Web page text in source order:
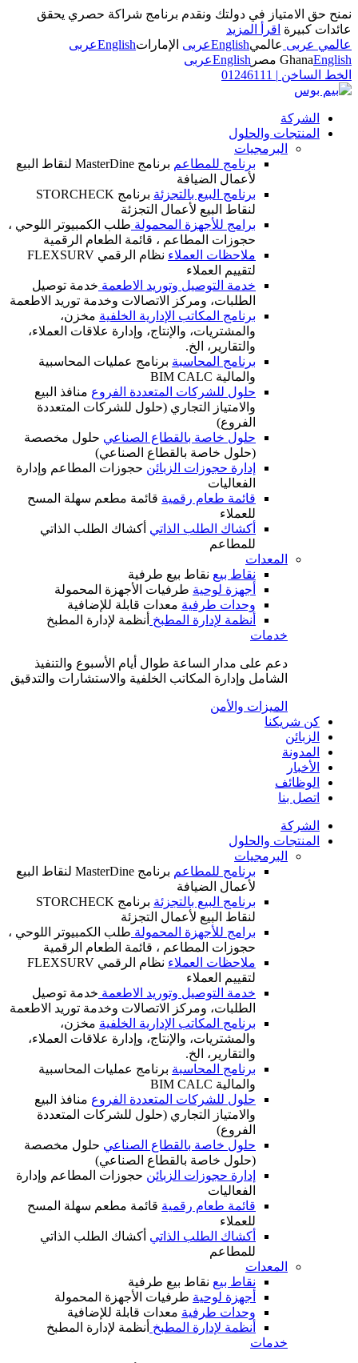
نمنح حق الامتياز في دولتك ونقدم برنامج شراكة حصري يحقق
عائدات كبيرة اقرأ المزيد
عالمي عربى عالميEnglishعربى الإماراتEnglishعربى
GhanaEnglish مصر Englishعربى
الخط الساخن |
01246111
الشركة
المنتجات والحلول
البرمجيات
برنامج للمطاعم
برنامج MasterDine لنقاط البيع
لأعمال الضيافة
برنامج البيع بالتجزئة
برنامج STORCHECK
لنقاط البيع لأعمال التجزئة
برامج للأجهزة المحمولة طلب الكمبيوتر اللوحي ،
حجوزات المطاعم ، قائمة الطعام الرقمية
ملاحظات العملاء
نظام الرقمي FLEXSURV
لتقييم العملاء
خدمة التوصيل وتوريد الاطعمة خدمة توصيل
الطلبات، ومركز الاتصالات وخدمة توريد الاطعمة
برنامج المكاتب الإدارية الخلفية مخزن،
والمشتريات، والإنتاج، وإدارة علاقات العملاء،
والتقارير، الخ.
برنامج المحاسبة برنامج عمليات المحاسبية
والمالية BIM CALC
حلول للشركات المتعددة الفروع منافذ البيع
والامتياز التجاري (حلول للشركات المتعددة
الفروع)
حلول خاصة بالقطاع الصناعي حلول مخصصة
(حلول خاصة بالقطاع الصناعي)
إدارة حجوزات الزبائن حجوزات المطاعم وإدارة
الفعاليات
قائمة طعام رقمية قائمة مطعم سهلة المسح
للعملاء
أكشاك الطلب الذاتي أكشاك الطلب الذاتي
للمطاعم
المعدات
نقاط بيع نقاط بيع طرفية
أجهزة لوحية طرفيات الأجهزة المحمولة
وحدات طرفية معدات قابلة للإضافية
أنظمة لإدارة المطبخ أنظمة لإدارة المطبخ
خدمات
دعم على مدار الساعة طوال أيام الأسبوع والتنفيذ
الشامل وإدارة المكاتب الخلفية والاستشارات والتدقيق
الميزات والأمن
كن شريكنا
الزبائن
المدونة
الأخبار
الوظائف
اتصل بنا
الشركة
المنتجات والحلول
البرمجيات
برنامج للمطاعم
برنامج MasterDine لنقاط البيع
لأعمال الضيافة
برنامج البيع بالتجزئة
برنامج STORCHECK
لنقاط البيع لأعمال التجزئة
برامج للأجهزة المحمولة طلب الكمبيوتر اللوحي ،
حجوزات المطاعم ، قائمة الطعام الرقمية
ملاحظات العملاء
نظام الرقمي FLEXSURV
لتقييم العملاء
خدمة التوصيل وتوريد الاطعمة خدمة توصيل
الطلبات، ومركز الاتصالات وخدمة توريد الاطعمة
برنامج المكاتب الإدارية الخلفية مخزن،
والمشتريات، والإنتاج، وإدارة علاقات العملاء،
والتقارير، الخ.
برنامج المحاسبة برنامج عمليات المحاسبية
والمالية BIM CALC
حلول للشركات المتعددة الفروع منافذ البيع
والامتياز التجاري (حلول للشركات المتعددة
الفروع)
حلول خاصة بالقطاع الصناعي حلول مخصصة
(حلول خاصة بالقطاع الصناعي)
إدارة حجوزات الزبائن حجوزات المطاعم وإدارة
الفعاليات
قائمة طعام رقمية قائمة مطعم سهلة المسح
للعملاء
أكشاك الطلب الذاتي أكشاك الطلب الذاتي
للمطاعم
المعدات
نقاط بيع نقاط بيع طرفية
أجهزة لوحية طرفيات الأجهزة المحمولة
وحدات طرفية معدات قابلة للإضافية
أنظمة لإدارة المطبخ أنظمة لإدارة المطبخ
خدمات